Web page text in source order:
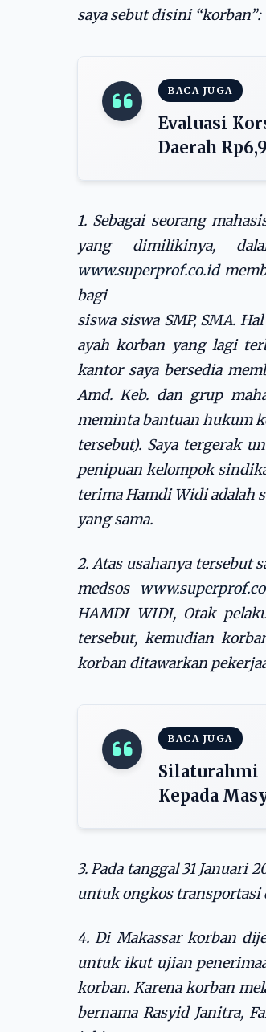
saya sebut disini “korban”:
BACA JUGA
Evaluasi
Daerah
1. Sebagai seorang
yang dimilikinya,
www.superprof.co.id
bagi
siswa siswa SMP, SMA.
ayah korban yang lagi
kantor saya bersedia
Amd. Keb. dan grup
meminta bantuan hukum
tersebut). Saya tergerak
penipuan kelompok
terima Hamdi Widi adalah
yang sama.
2. Atas usahanya tersebut
medsos
HAMDI WIDI, Otak
tersebut, kemudian
korban ditawarkan
BACA JUGA
Silaturahmi
Kepada
3. Pada tanggal 31 Januari
untuk ongkos transportasi
4. Di Makassar korban
untuk ikut ujian
korban. Karena korban
bernama Rasyid Janitra,